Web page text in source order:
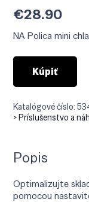
€28.90
NA Polica mini
Kúpiť
Katalógové číslo:
> Príslušenstvo a
Popis
Optimalizujte
pomocou